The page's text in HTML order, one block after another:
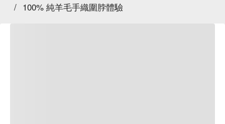
/ 100% 純羊毛手織圍脖體驗